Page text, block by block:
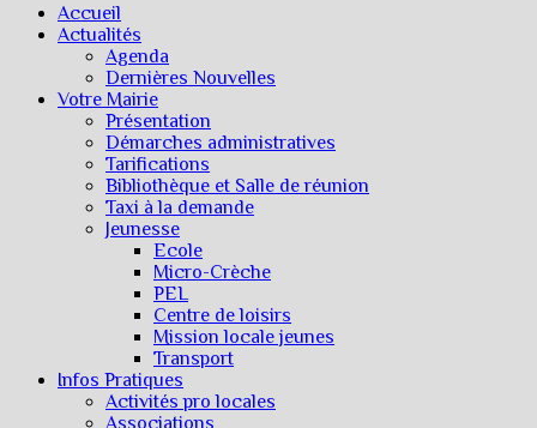
Accueil
Actualités
Agenda
Dernières Nouvelles
Votre Mairie
Présentation
Démarches administratives
Tarifications
Bibliothèque et Salle de réunion
Taxi à la demande
Jeunesse
Ecole
Micro-Crèche
PEL
Centre de loisirs
Mission locale jeunes
Transport
Infos Pratiques
Activités pro locales
Associations